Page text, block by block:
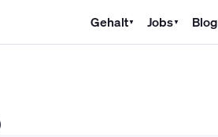
Gehalt▼ Jobs▼ Blog